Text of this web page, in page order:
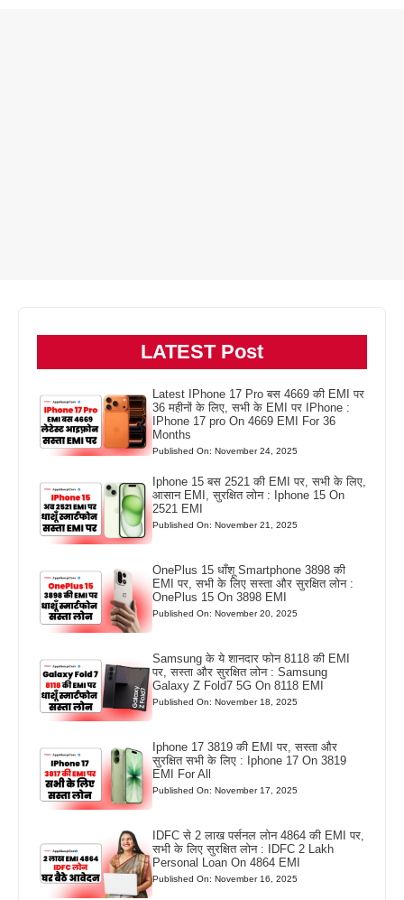
LATEST Post
Latest IPhone 17 Pro बस 4669 की EMI पर
36 महीनों के लिए, सभी के EMI पर IPhone :
IPhone 17 pro On 4669 EMI For 36
Months
Published On: November 24, 2025
Iphone 15 बस 2521 की EMI पर, सभी के लिए,
आसान EMI, सुरक्षित लोन : Iphone 15 On
2521 EMI
Published On: November 21, 2025
OnePlus 15 धाँशू Smartphone 3898 की
EMI पर, सभी के लिए सस्ता और सुरक्षित लोन :
OnePlus 15 On 3898 EMI
Published On: November 20, 2025
Samsung के ये शानदार फोन 8118 की EMI
पर, सस्ता और सुरक्षित लोन : Samsung
Galaxy Z Fold7 5G On 8118 EMI
Published On: November 18, 2025
Iphone 17 3819 की EMI पर, सस्ता और
सुरक्षित सभी के लिए : Iphone 17 On 3819
EMI For All
Published On: November 17, 2025
IDFC से 2 लाख पर्सनल लोन 4864 की EMI पर,
सभी के लिए सुरक्षित लोन : IDFC 2 Lakh
Personal Loan On 4864 EMI
Published On: November 16, 2025